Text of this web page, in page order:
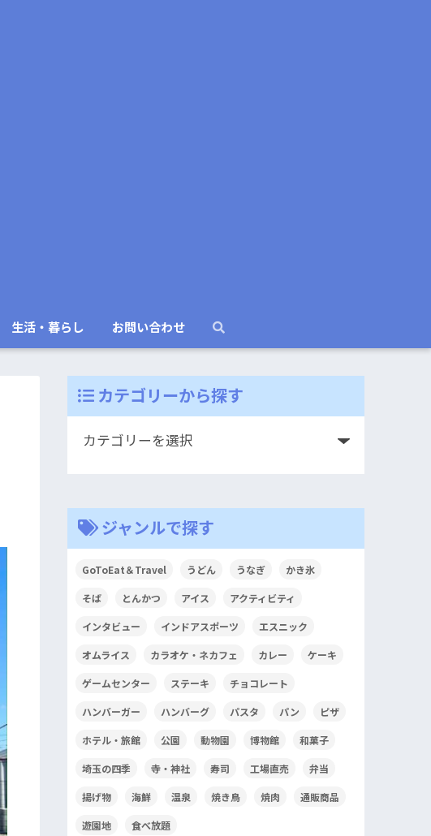
生活・暮らし お問い合わせ
カテゴリーから探す
ジャンルで探す
GoToEat＆Travel うどん うなぎ かき氷
そば とんかつ アイス アクティビティ
インタビュー インドアスポーツ エスニック
オムライス カラオケ・ネカフェ カレー ケーキ
ゲームセンター ステーキ チョコレート
ハンバーガー ハンバーグ パスタ パン ピザ
ホテル・旅館 公園 動物園 博物館 和菓子
埼玉の四季 寺・神社 寿司 工場直売 弁当
揚げ物 海鮮 温泉 焼き鳥 焼肉 通販商品
遊園地 食べ放題